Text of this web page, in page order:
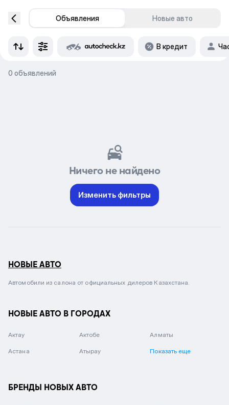
Объявления Новые авто
В кредит
0 объявлений
Ничего не найдено
Изменить фильтры
НОВЫЕ АВТО
Автомобили из салона от официальных дилеров Казахстана.
НОВЫЕ АВТО В ГОРОДАХ
Актау Актобе Алматы
Астана Атырау Показать еще
БРЕНДЫ НОВЫХ АВТО